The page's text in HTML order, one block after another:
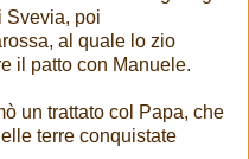
Svevia, poi
al quale lo zio
il patto con Manuele.
un trattato col Papa, che
terre conquistate